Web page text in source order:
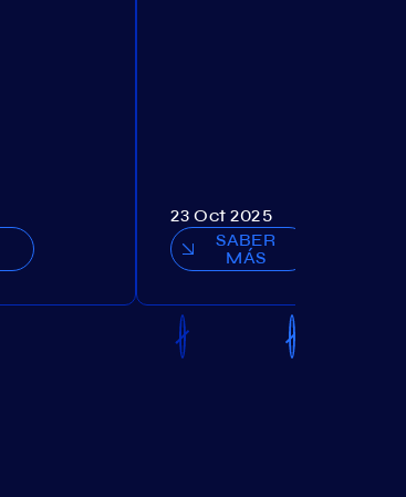
23 Oct 2025
SABER
MÁS